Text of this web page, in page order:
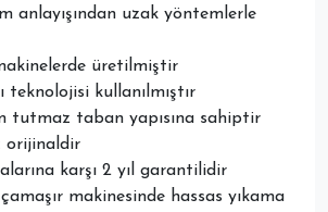
anlayışından uzak yöntemlerle
üretilmiştir
kullanılmıştır
tutmaz taban yapısına sahiptir
orijinaldir
karşı 2 yıl garantilidir
çamaşır makinesinde hassas yıkama